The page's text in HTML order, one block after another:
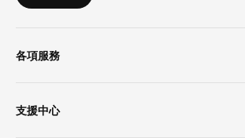
各項服務
支援中心